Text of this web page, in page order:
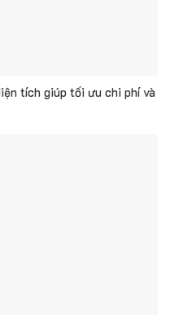
tích giúp tối ưu chi phí và